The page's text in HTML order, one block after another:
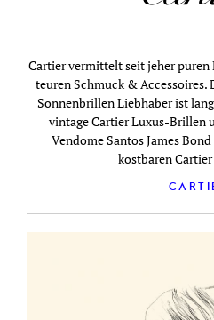
Cartier vermittelt seit jeher
teuren Schmuck & Accessoires.
Sonnenbrillen Liebhaber ist
vintage Cartier Luxus-Brillen
Vendome Santos James
kostbaren